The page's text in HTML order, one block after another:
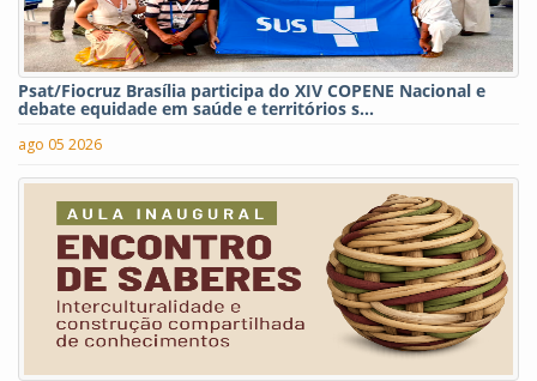
Psat/Fiocruz Brasília participa do XIV COPENE Nacional e
debate equidade em saúde e territórios s...
ago 05 2026